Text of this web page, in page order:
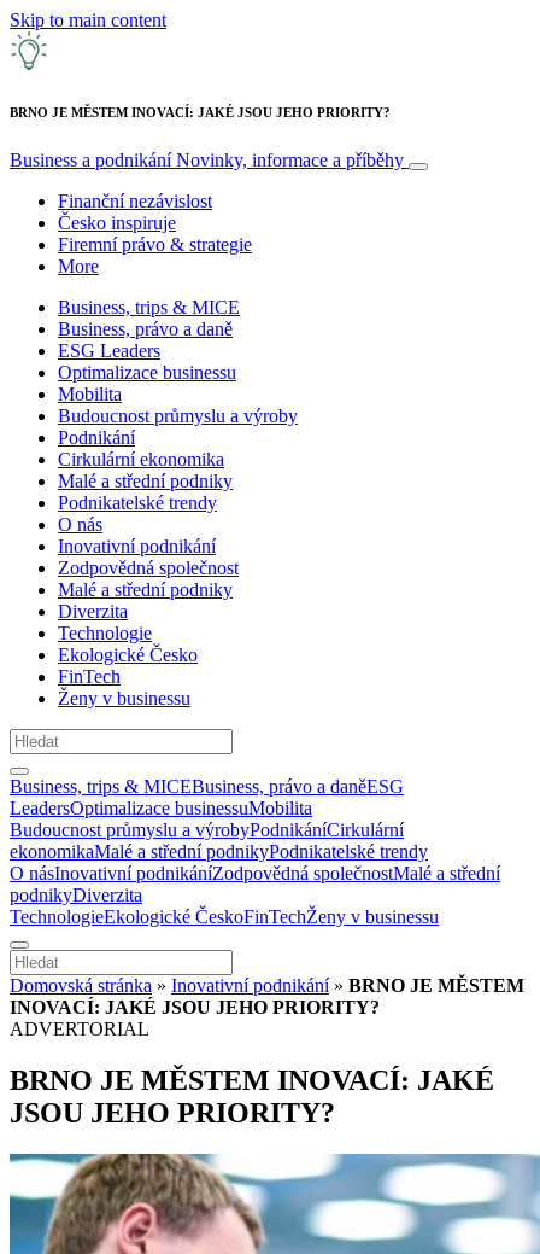
Skip to main content
BRNO JE MĚSTEM INOVACÍ: JAKÉ JSOU JEHO PRIORITY?
Business a podnikáníNovinky, informace a příběhy
Finanční nezávislost
Česko inspiruje
Firemní právo & strategie
More
Business, trips & MICE
Business, právo a daně
ESG Leaders
Optimalizace businessu
Mobilita
Budoucnost průmyslu a výroby
Podnikání
Cirkulární ekonomika
Malé a střední podniky
Podnikatelské trendy
O nás
Inovativní podnikání
Zodpovědná společnost
Malé a střední podniky
Diverzita
Technologie
Ekologické Česko
FinTech
Ženy v businessu
Business, trips & MICEBusiness, právo a daněESG
LeadersOptimalizace businessuMobilita
Budoucnost průmyslu a výrobyPodnikáníCirkulární
ekonomikaMalé a střední podnikyPodnikatelské trendy
O násInovativní podnikáníZodpovědná společnostMalé a střední
podnikyDiverzita
TechnologieEkologické ČeskoFinTechŽeny v businessu
Domovská stránka » Inovativní podnikání» BRNO JE MĚSTEM
INOVACÍ: JAKÉ JSOU JEHO PRIORITY?
ADVERTORIAL
BRNO JE MĚSTEM INOVACÍ: JAKÉ
JSOU JEHO PRIORITY?